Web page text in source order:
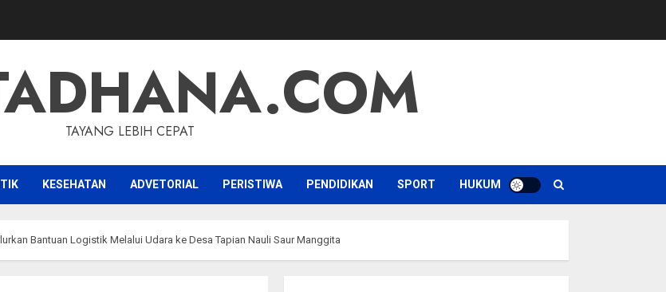
TAYANG LEBIH CEPAT
KESEHATAN ADVETORIAL PERISTIWA PENDIDIKAN SPORT HUKUM
Bantuan Logistik Melalui Udara ke Desa Tapian Nauli Saur Manggita